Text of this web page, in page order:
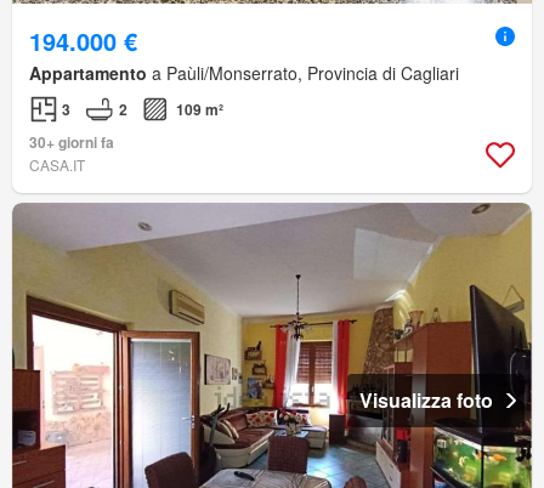
194.000 €
Appartamento a Paùli/Monserrato, Provincia di Cagliari
3 2
109 m²
30+ giorni fa
CASA.IT
Visualizza foto